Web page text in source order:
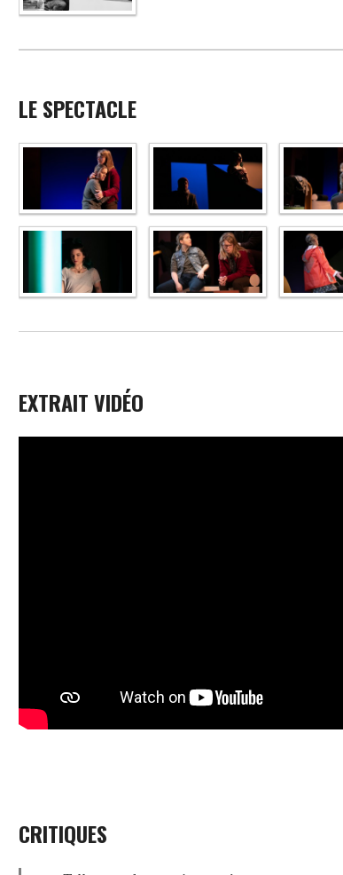
LE SPECTACLE
EXTRAIT VIDÉO
CRITIQUES